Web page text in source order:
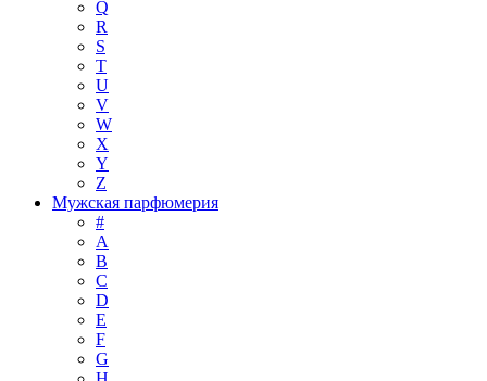
Q
R
S
T
U
V
W
X
Y
Z
Мужская парфюмерия
#
A
B
C
D
E
F
G